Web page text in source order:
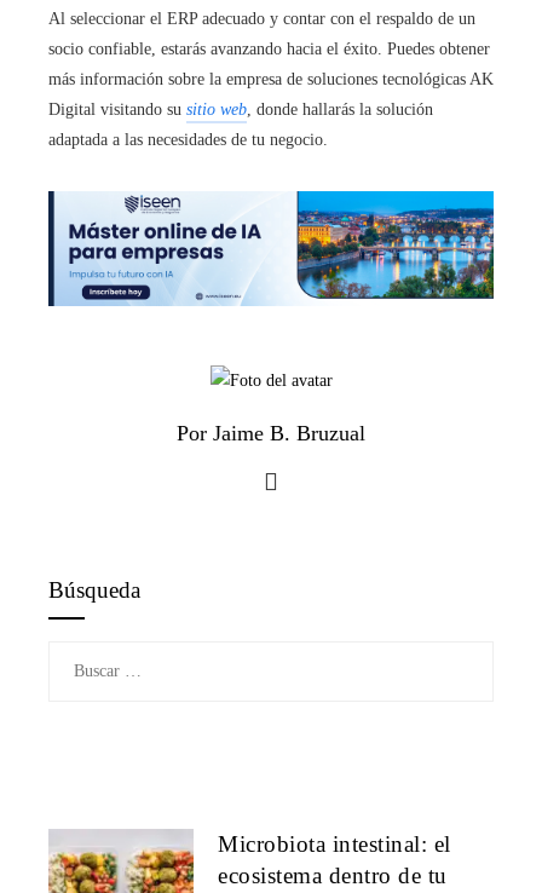
Al seleccionar el ERP adecuado y contar con el respaldo de un
socio confiable, estarás avanzando hacia el éxito. Puedes obtener
más información sobre la empresa de soluciones tecnológicas AK
Digital visitando su sitio web, donde hallarás la solución
adaptada a las necesidades de tu negocio.
Por Jaime B. Bruzual
Búsqueda
Microbiota intestinal: el
ecosistema dentro de tu